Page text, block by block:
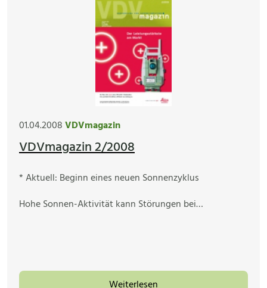
01.04.2008VDVmagazin
VDVmagazin 2/2008
* Aktuell: Beginn eines neuen Sonnenzyklus
Hohe Sonnen-Aktivität kann Störungen bei…